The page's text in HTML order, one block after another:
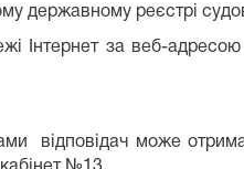
державному реєстрі
Інтернет за веб-адресою
відповідач може